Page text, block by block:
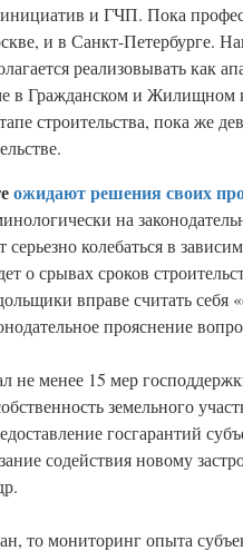
и ГЧП. Пока
и в Санкт-Петербурге.
реализовывать как
в Гражданском и Жилищном
строительства, пока же
ожидают решения своих
на
колебаться в
о срывах сроков
вправе считать
прояснение
не менее 15 мер
земельного
госгарантий
содействия новому
то мониторинг опыта